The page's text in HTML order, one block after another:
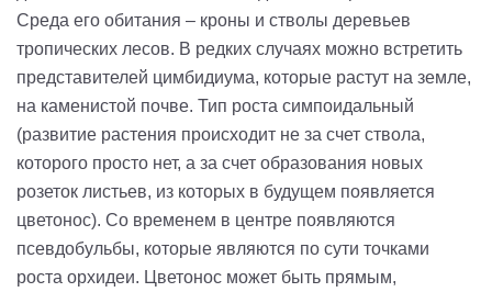
Среда его обитания – кроны и стволы деревьев
тропических лесов. В редких случаях можно встретить
представителей цимбидиума, которые растут на земле,
на каменистой почве. Тип роста симпоидальный
(развитие растения происходит не за счет ствола,
которого просто нет, а за счет образования новых
розеток листьев, из которых в будущем появляется
цветонос). Со временем в центре появляются
псевдобульбы, которые являются по сути точками
роста орхидеи. Цветонос может быть прямым,